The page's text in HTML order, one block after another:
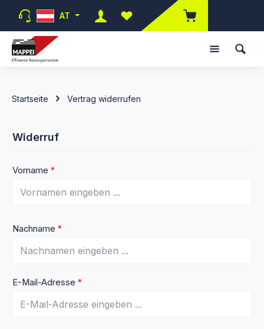
Zum Hauptinhalt springen
AT
Du hast 0 Produkte auf dem
Startseite Vertrag widerrufen
Widerruf
Vorname *
Nachname *
E-Mail-Adresse *